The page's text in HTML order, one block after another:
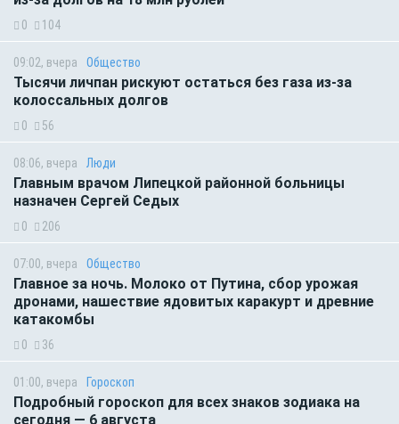
0 104
09:02, вчера Общество
Тысячи личпан рискуют остаться без газа из-за
колоссальных долгов
0 56
08:06, вчера Люди
Главным врачом Липецкой районной больницы
назначен Сергей Седых
0 206
07:00, вчера Общество
Главное за ночь. Молоко от Путина, сбор урожая
дронами, нашествие ядовитых каракурт и древние
катакомбы
0 36
01:00, вчера Гороскоп
Подробный гороскоп для всех знаков зодиака на
сегодня — 6 августа